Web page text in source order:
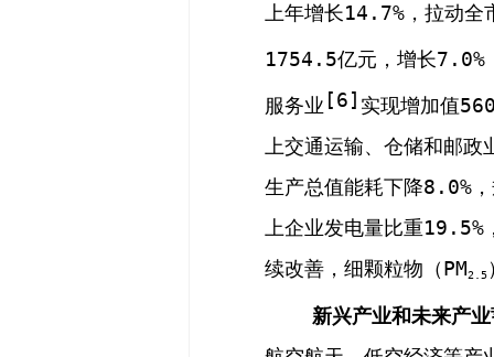
上年增长14.7% ，拉动
1754.5亿元，增长7.0%
服务业 [6] 实现增加值
上交通运输、仓储和邮政
生产总值能耗下降8.0% ，
上企业发电量比重19.5%
续改善，细颗粒物（PM2.5
新兴产业和未来产